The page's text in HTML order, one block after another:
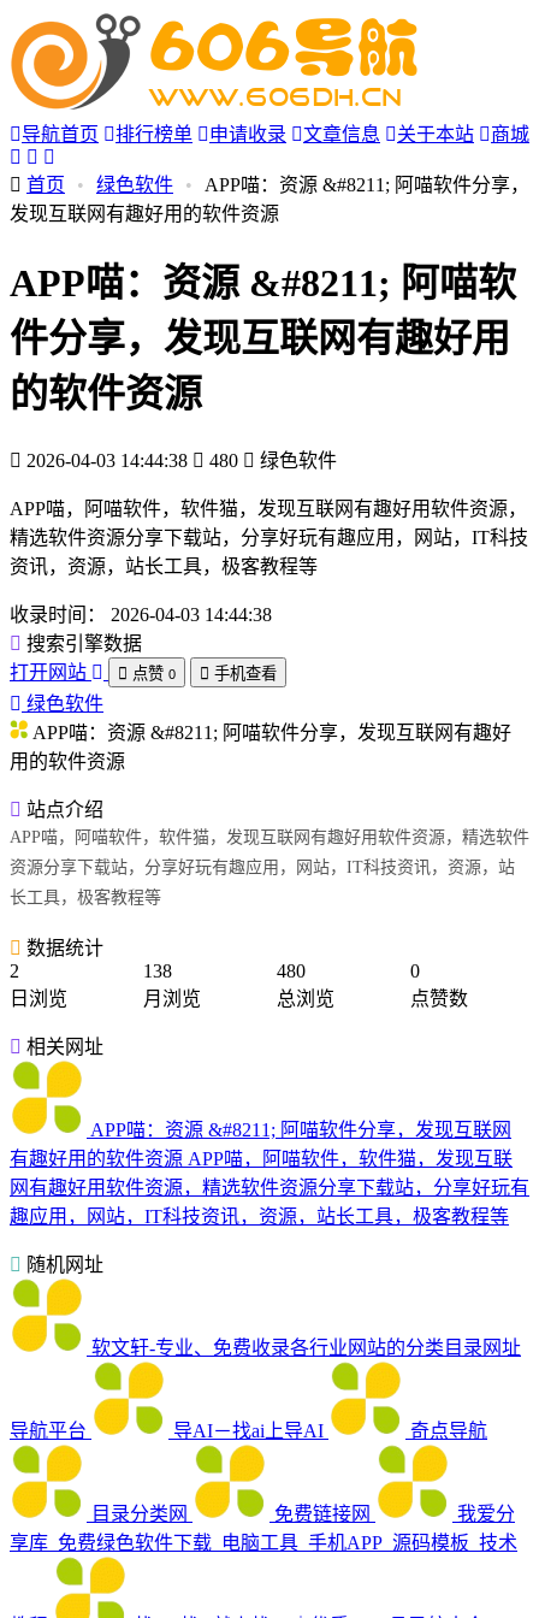
导航首页 排行榜单 申请收录 文章信息 关于本站 商城
首页 • 绿色软件 •
APP喵：资源 &#8211; 阿喵软件分享，
发现互联网有趣好用的软件资源
APP喵：资源 &#8211; 阿喵软
件分享，发现互联网有趣好用
的软件资源
2026-04-03 14:44:38 480 绿色软件
APP喵，阿喵软件，软件猫，发现互联网有趣好用软件资源，
精选软件资源分享下载站，分享好玩有趣应用，网站，IT科技
资讯，资源，站长工具，极客教程等
收录时间：
2026-04-03 14:44:38
搜索引擎数据
打开网站
点赞 0 手机查看
绿色软件
APP喵：资源 &#8211; 阿喵软件分享，发现互联网有趣好
用的软件资源
站点介绍
APP喵，阿喵软件，软件猫，发现互联网有趣好用软件资源，精选软件
资源分享下载站，分享好玩有趣应用，网站，IT科技资讯，资源，站
长工具，极客教程等
数据统计
2
日浏览
138
月浏览
480
总浏览
0
点赞数
相关网址
APP喵：资源 &#8211; 阿喵软件分享，发现互联网
有趣好用的软件资源 APP喵，阿喵软件，软件猫，发现互联
网有趣好用软件资源，精选软件资源分享下载站，分享好玩有
趣应用，网站，IT科技资讯，资源，站长工具，极客教程等
随机网址
软文轩-专业、免费收录各行业网站的分类目录网址
导航平台 导AI－找ai上导AI 奇点导航
目录分类网 免费链接网
我爱分
享库_免费绿色软件下载_电脑工具_手机APP_源码模板_技术